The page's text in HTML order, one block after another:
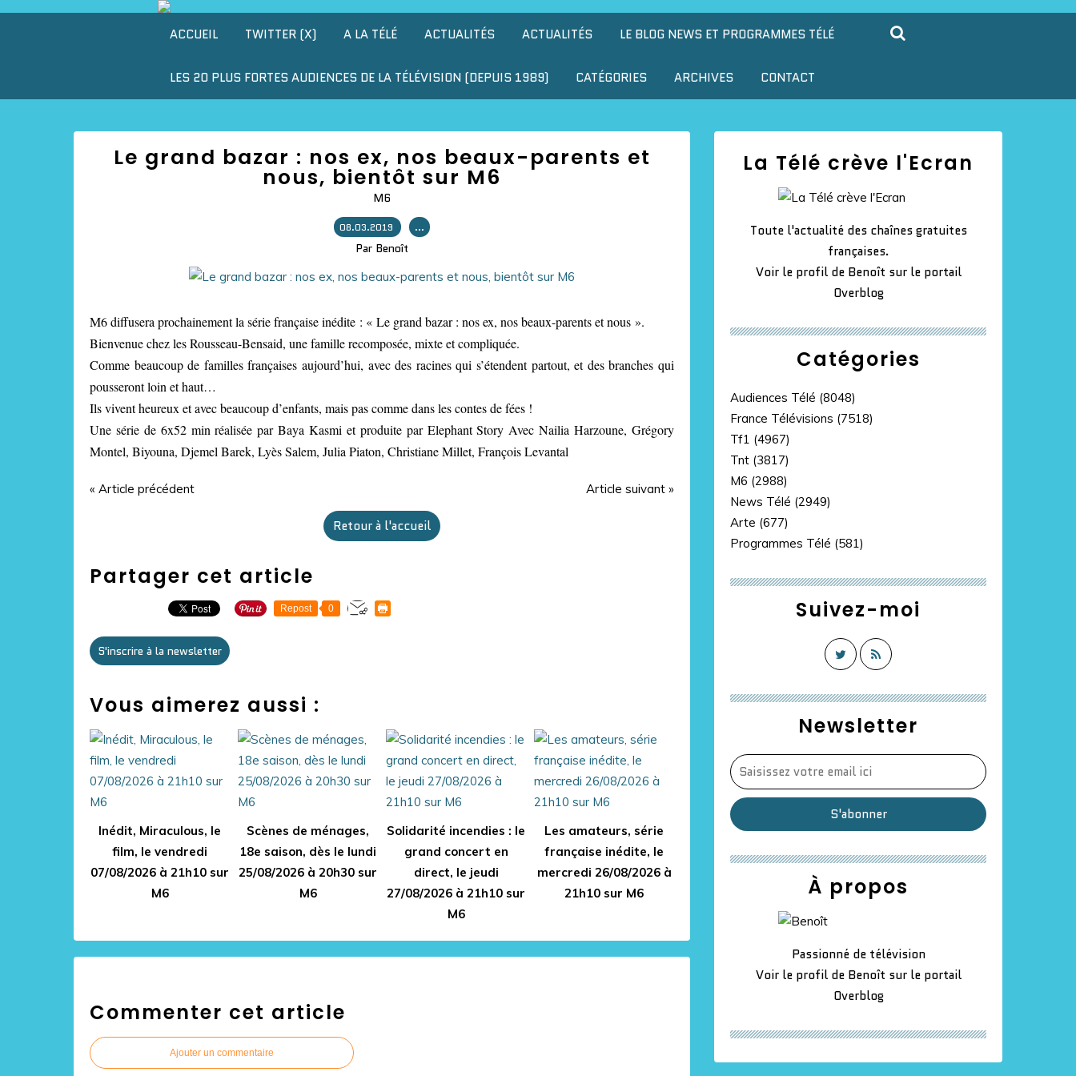
ACCUEIL TWITTER (X) A LA TÉLÉ ACTUALITÉS ACTUALITÉS LE BLOG NEWS ET PROGRAMMES TÉLÉ
LES 20 PLUS FORTES AUDIENCES DE LA TÉLÉVISION (DEPUIS 1989) CATÉGORIES ARCHIVES CONTACT
Le grand bazar : nos ex, nos beaux-parents et
nous, bientôt sur M6
M6
08.03.2019 …
Par Benoît
M6 diffusera prochainement la série française inédite : « Le grand bazar : nos ex, nos beaux-parents et nous ».
Bienvenue chez les Rousseau-Bensaid, une famille recomposée, mixte et compliquée.
Comme beaucoup de familles françaises aujourd’hui, avec des racines qui s’étendent partout, et des branches qui
pousseront loin et haut…
Ils vivent heureux et avec beaucoup d’enfants, mais pas comme dans les contes de fées !
Une série de 6x52 min réalisée par Baya Kasmi et produite par Elephant Story Avec Nailia Harzoune, Grégory
Montel, Biyouna, Djemel Barek, Lyès Salem, Julia Piaton, Christiane Millet, François Levantal
« Article précédent Article suivant »
Retour à l'accueil
Partager cet article
Repost 0
S'inscrire à la newsletter
Vous aimerez aussi :
Inédit, Miraculous, le
film, le vendredi
07/08/2026 à 21h10 sur
M6
Scènes de ménages,
18e saison, dès le lundi
25/08/2026 à 20h30 sur
M6
Solidarité incendies : le
grand concert en
direct, le jeudi
27/08/2026 à 21h10 sur
M6
Les amateurs, série
française inédite, le
mercredi 26/08/2026 à
21h10 sur M6
Commenter cet article
Ajouter un commentaire
Newsletter
Catégories
Audiences Télé (8048)
France Télévisions (7518)
Tf1 (4967)
Tnt (3817)
M6 (2988)
News Télé (2949)
Arte (677)
Programmes Télé (581)
La Télé crève l'Ecran
Toute l'actualité des chaînes gratuites
françaises.
Voir le profil de Benoît sur le portail
Overblog
Suivez-moi
À propos
Passionné de télévision
Voir le profil de Benoît sur le portail
Overblog